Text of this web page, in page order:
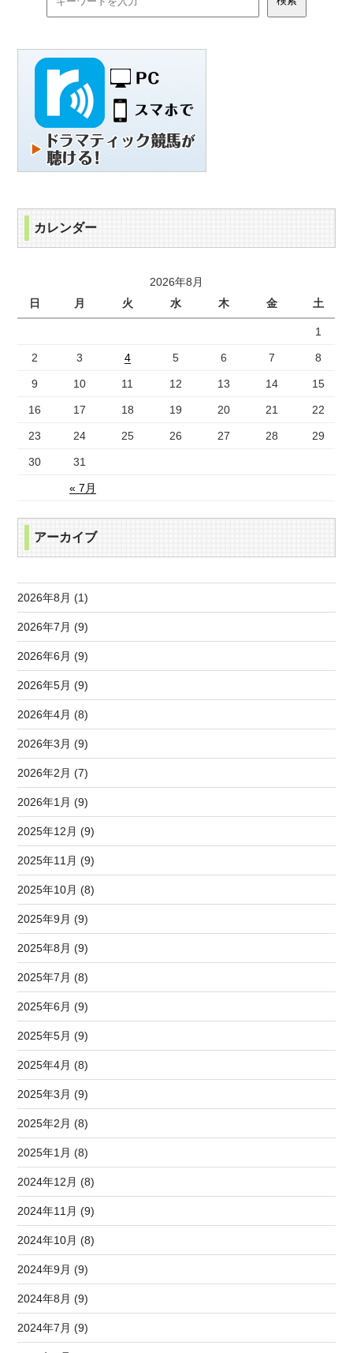
カレンダー
2026年8月
日
月 火 水 木 金 土
« 7月
1
2 3 4 5 6 7 8
9 10 11 12 13 14 15
16 17 18 19 20 21 22
23 24 25 26 27 28 29
30 31
アーカイブ
2026年8月 (1)
2026年7月 (9)
2026年6月 (9)
2026年5月 (9)
2026年4月 (8)
2026年3月 (9)
2026年2月 (7)
2026年1月 (9)
2025年12月 (9)
2025年11月 (9)
2025年10月 (8)
2025年9月 (9)
2025年8月 (9)
2025年7月 (8)
2025年6月 (9)
2025年5月 (9)
2025年4月 (8)
2025年3月 (9)
2025年2月 (8)
2025年1月 (8)
2024年12月 (8)
2024年11月 (9)
2024年10月 (8)
2024年9月 (9)
2024年8月 (9)
2024年7月 (9)